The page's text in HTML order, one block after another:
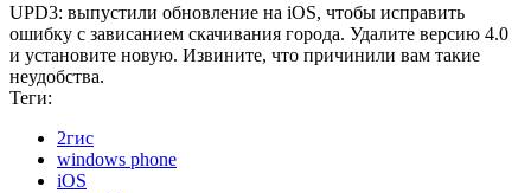
UPD3: выпустили обновление на iOS, чтобы исправить
ошибку с зависанием скачивания города. Удалите версию 4.0
и установите новую. Извините, что причинили вам такие
неудобства.
Теги:
2гис
windows phone
iOS